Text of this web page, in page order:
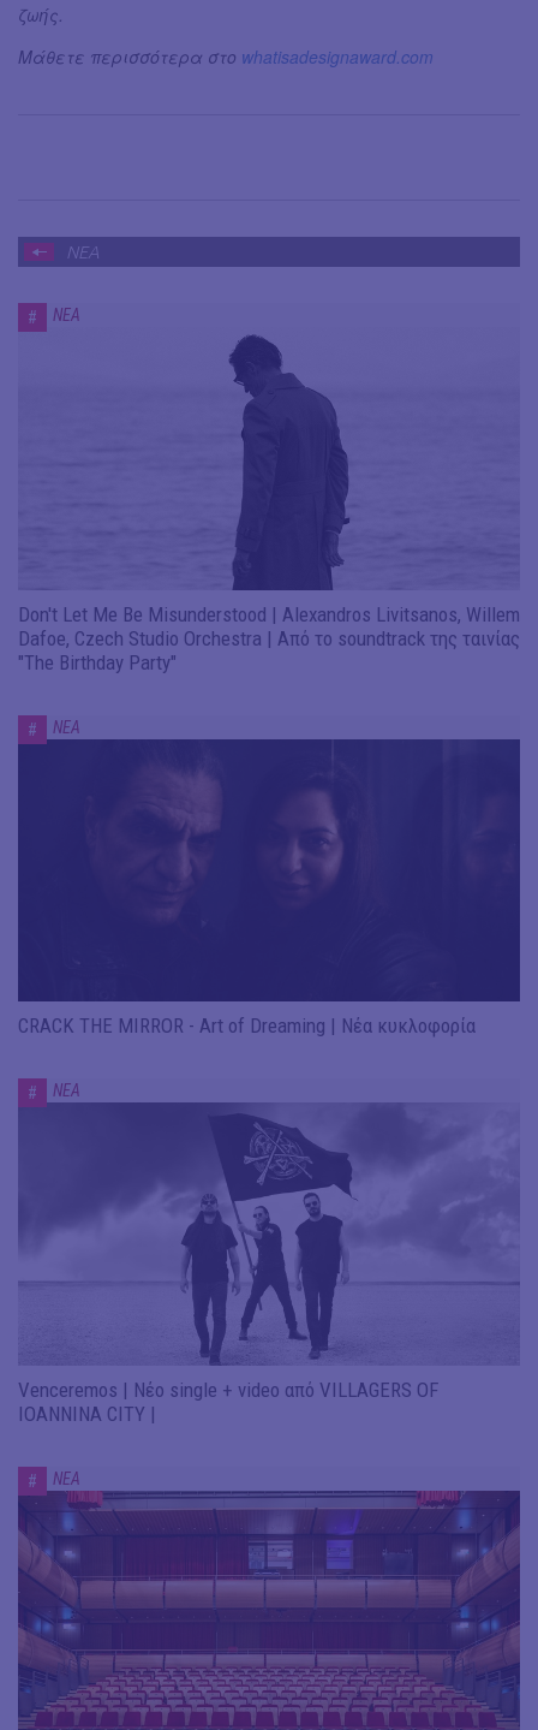
ζωής.
Μάθετε περισσότερα στο whatisadesignaward.com
ΝΕΑ
# ΝΕΑ
Don't Let Me Be Misunderstood | Alexandros Livitsanos, Willem
Dafoe, Czech Studio Orchestra | Από το soundtrack της ταινίας
"The Birthday Party"
# ΝΕΑ
CRACK THE MIRROR - Art of Dreaming | Νέα κυκλοφορία
# ΝΕΑ
Venceremos | Νέο single + video από VILLAGERS OF
IOANNINA CITY |
# ΝΕΑ